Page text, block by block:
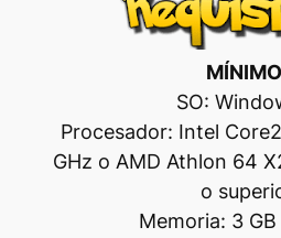
SO:
Procesador: Intel
GHz o AMD Athlon 64
o
Memoria: 3 GB